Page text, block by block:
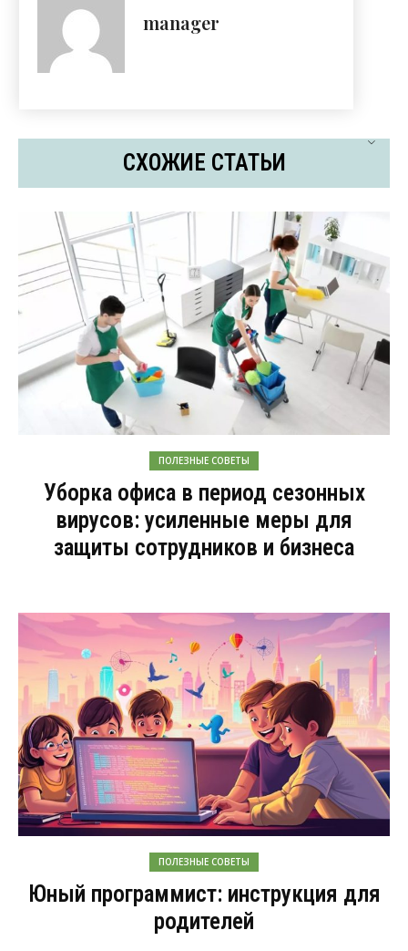
manager
СХОЖИЕ СТАТЬИ
ПОЛЕЗНЫЕ СОВЕТЫ
Уборка офиса в период сезонных
вирусов: усиленные меры для
защиты сотрудников и бизнеса
ПОЛЕЗНЫЕ СОВЕТЫ
Юный программист: инструкция для
родителей